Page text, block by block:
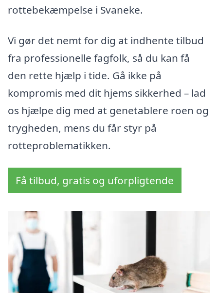
rottebekæmpelse i Svaneke.
Vi gør det nemt for dig at indhente tilbud
fra professionelle fagfolk, så du kan få
den rette hjælp i tide. Gå ikke på
kompromis med dit hjems sikkerhed – lad
os hjælpe dig med at genetablere roen og
trygheden, mens du får styr på
rotteproblematikken.
Få tilbud, gratis og uforpligtende